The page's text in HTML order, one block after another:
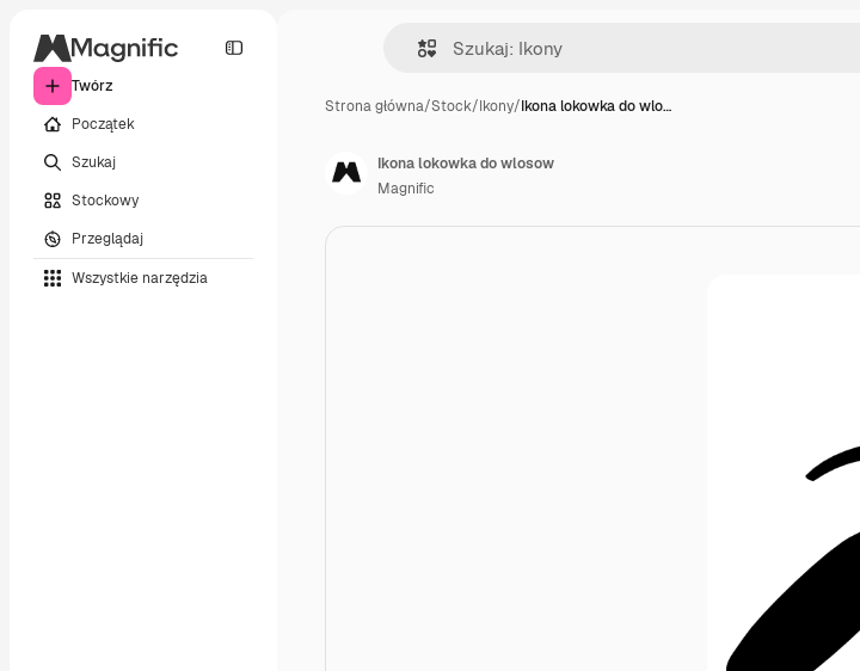
Twórz
Początek
Szukaj
Stockowy
Przeglądaj
Wszystkie narzędzia
Strona główna/Stock/Ikony/Ikona lokowka do wlo…
Ikona lokowka do wlosow
Magnific